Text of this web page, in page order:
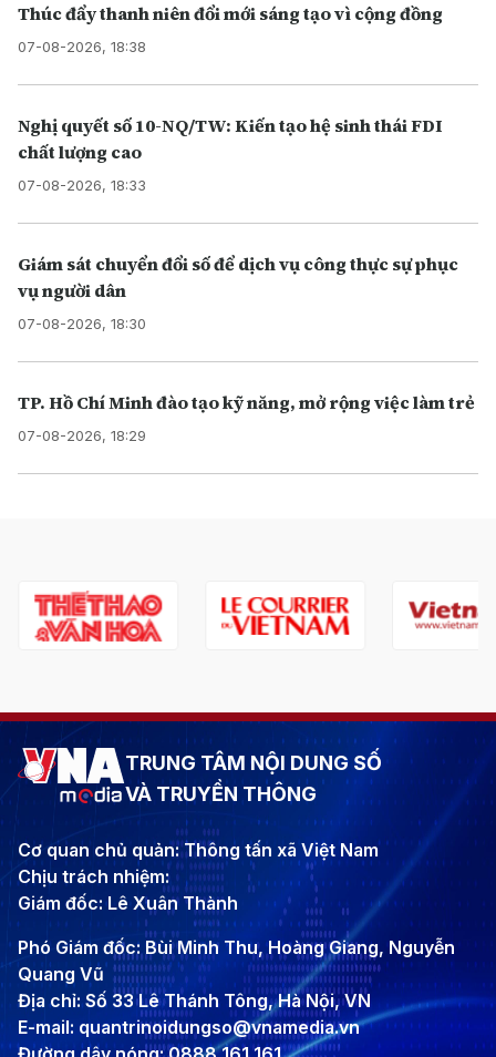
Thúc đẩy thanh niên đổi mới sáng tạo vì cộng đồng
07-08-2026, 18:38
Nghị quyết số 10-NQ/TW: Kiến tạo hệ sinh thái FDI
chất lượng cao
07-08-2026, 18:33
Giám sát chuyển đổi số để dịch vụ công thực sự phục
vụ người dân
07-08-2026, 18:30
TP. Hồ Chí Minh đào tạo kỹ năng, mở rộng việc làm trẻ
07-08-2026, 18:29
TRUNG TÂM NỘI DUNG SỐ
VÀ TRUYỀN THÔNG
Cơ quan chủ quản: Thông tấn xã Việt Nam
Chịu trách nhiệm:
Giám đốc: Lê Xuân Thành
Phó Giám đốc: Bùi Minh Thu, Hoàng Giang, Nguyễn
Quang Vũ
Địa chỉ: Số 33 Lê Thánh Tông, Hà Nội, VN
E-mail: quantrinoidungso@vnamedia.vn